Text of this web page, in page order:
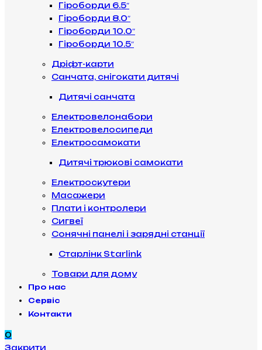
Гіроборди 6.5″
Гіроборди 8.0″
Гіроборди 10.0″
Гіроборди 10.5″
Дріфт-карти
Санчата, снігокати дитячі
Дитячі санчата
Електровелонабори
Електровелосипеди
Електросамокати
Дитячі трюкові самокати
Електроскутери
Масажери
Плати і контролери
Сигвеї
Сонячні панелі і зарядні станції
Старлінк Starlink
Товари для дому
Про нас
Сервіс
Контакти
0
Закрити